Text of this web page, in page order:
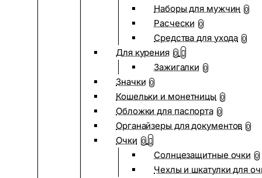
Наборы для мужчин 0
Расчески 0
Средства для ухода 0
Для курения 0
Зажигалки 0
Значки 0
Кошельки и монетницы 0
Обложки для паспорта 0
Органайзеры для документов 0
Очки 0
Солнцезащитные очки 0
Чехлы и шкатулки для